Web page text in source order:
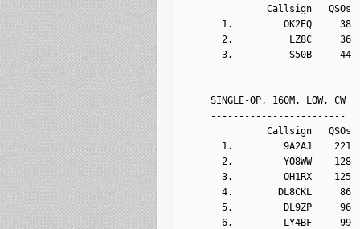
Callsign   QSOs  Points
1.         OK2EQ     38
2.          LZ8C     36
3.          S50B     44
SINGLE-OP, 160M, LOW, CW
------------------------
Callsign   QSOs  Points
1.         9A2AJ    221
2.         YO8WW    128
3.         OH1RX    125
4.        DL8CKL     86
5.         DL9ZP     96
6.         LY4BF     99